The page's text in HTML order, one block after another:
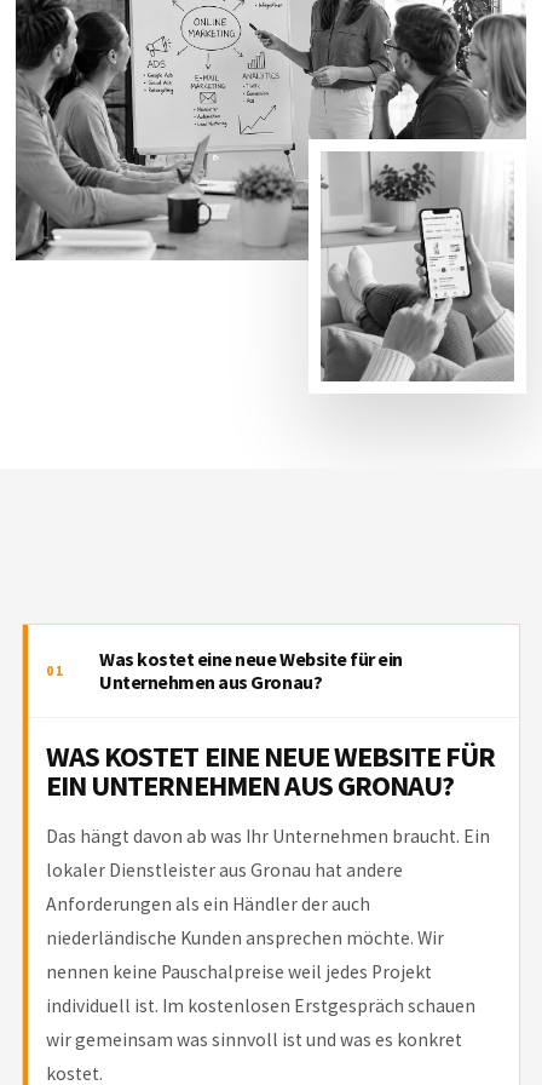
01
Was kostet eine neue Website für ein
Unternehmen aus Gronau?
WAS KOSTET EINE NEUE WEBSITE FÜR
EIN UNTERNEHMEN AUS GRONAU?
Das hängt davon ab was Ihr Unternehmen braucht. Ein
lokaler Dienstleister aus Gronau hat andere
Anforderungen als ein Händler der auch
niederländische Kunden ansprechen möchte. Wir
nennen keine Pauschalpreise weil jedes Projekt
individuell ist. Im kostenlosen Erstgespräch schauen
wir gemeinsam was sinnvoll ist und was es konkret
kostet.